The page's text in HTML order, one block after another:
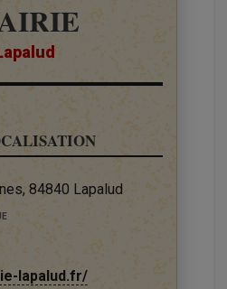
84840 Lapalud
lapalud.fr/